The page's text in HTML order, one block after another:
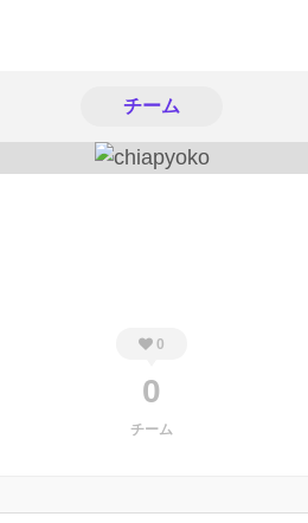
チーム
0
0
チーム